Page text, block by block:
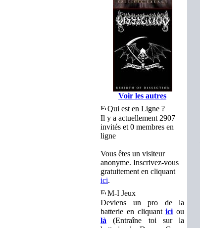
Voir les autres
Qui est en Ligne ?
Il y a actuellement 2907
invités et 0 membres en
ligne
Vous êtes un visiteur
anonyme. Inscrivez-vous
gratuitement en cliquant
ici.
M-I Jeux
Deviens un pro de la
batterie en cliquantici ou
là (Entraîne toi sur la